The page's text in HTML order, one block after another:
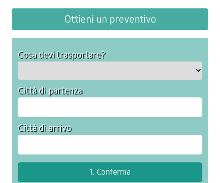
Ottieni un preventivo
Cosa devi trasportare?
Città di partenza
Città di arrivo